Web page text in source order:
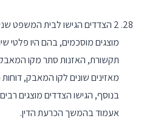
2 הצדדים הגישו לבית המשפט
מוצגים מוסכמים, בהם היו פלטי
תקשורת, האזנות סתר מקו
מאזינים שונים לקו המאבק,
בנוסף, הגישו הצדדים מוצגים
אעמוד בהמשך הכרעת הדין.